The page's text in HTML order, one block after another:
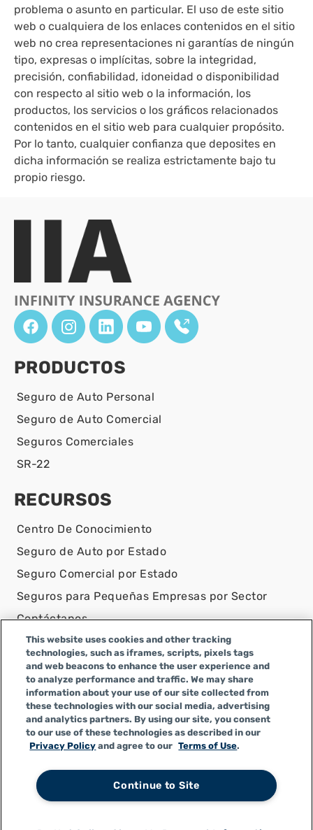
problema o asunto en particular. El uso de este sitio
web o cualquiera de los enlaces contenidos en el sitio
web no crea representaciones ni garantías de ningún
tipo, expresas o implícitas, sobre la integridad,
precisión, confiabilidad, idoneidad o disponibilidad
con respecto al sitio web o la información, los
productos, los servicios o los gráficos relacionados
contenidos en el sitio web para cualquier propósito.
Por lo tanto, cualquier confianza que deposites en
dicha información se realiza estrictamente bajo tu
propio riesgo.
PRODUCTOS
Seguro de Auto Personal
Seguro de Auto Comercial
Seguros Comerciales
SR-22
RECURSOS
Centro De Conocimiento
Seguro de Auto por Estado
Seguro Comercial por Estado
Seguros para Pequeñas Empresas por Sector
Contáctanos
AVISO LEGAL
Infinity Insurance Agency, Inc. opera como Infinity
General Insurance Agency en CA y es una empresa de
Alabama, con número de licencia en CA 0F04179.
Infinity Insurance Agency, Inc. realiza negocios como
Infinity General Insurance Agency en algunos otros
estados.
This website uses cookies and other tracking
technologies, such as iframes, scripts, pixels tags
and web beacons to enhance the user experience and
to analyze performance and traffic. We may share
information about your use of our site collected from
these technologies with our social media, advertising
and analytics partners. By using our site, you consent
to our use of these technologies as described in our
Privacy Policy and agree to our Terms of Use.
Continue to Site